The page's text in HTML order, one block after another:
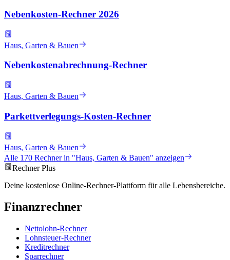
Nebenkosten-Rechner 2026
Haus, Garten & Bauen
Nebenkostenabrechnung-Rechner
Haus, Garten & Bauen
Parkettverlegungs-Kosten-Rechner
Haus, Garten & Bauen
Alle 170 Rechner in "Haus, Garten & Bauen" anzeigen
Rechner Plus
Deine kostenlose Online-Rechner-Plattform für alle Lebensbereiche.
Finanzrechner
Nettolohn-Rechner
Lohnsteuer-Rechner
Kreditrechner
Sparrechner